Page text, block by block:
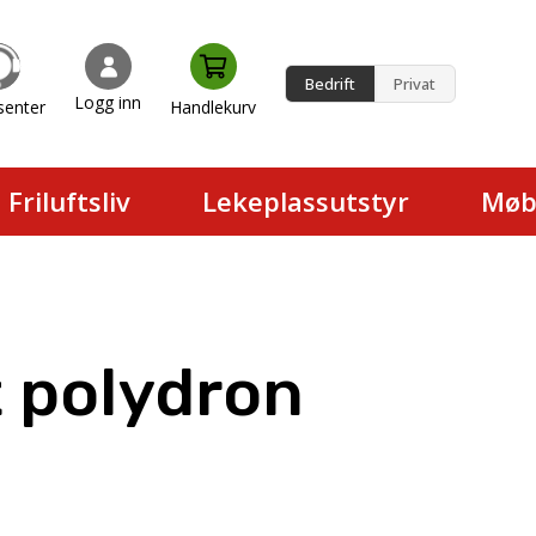
Logg inn Handlekurv
Bedrift Privat
Friluftsliv Lekeplassutstyr
polydron